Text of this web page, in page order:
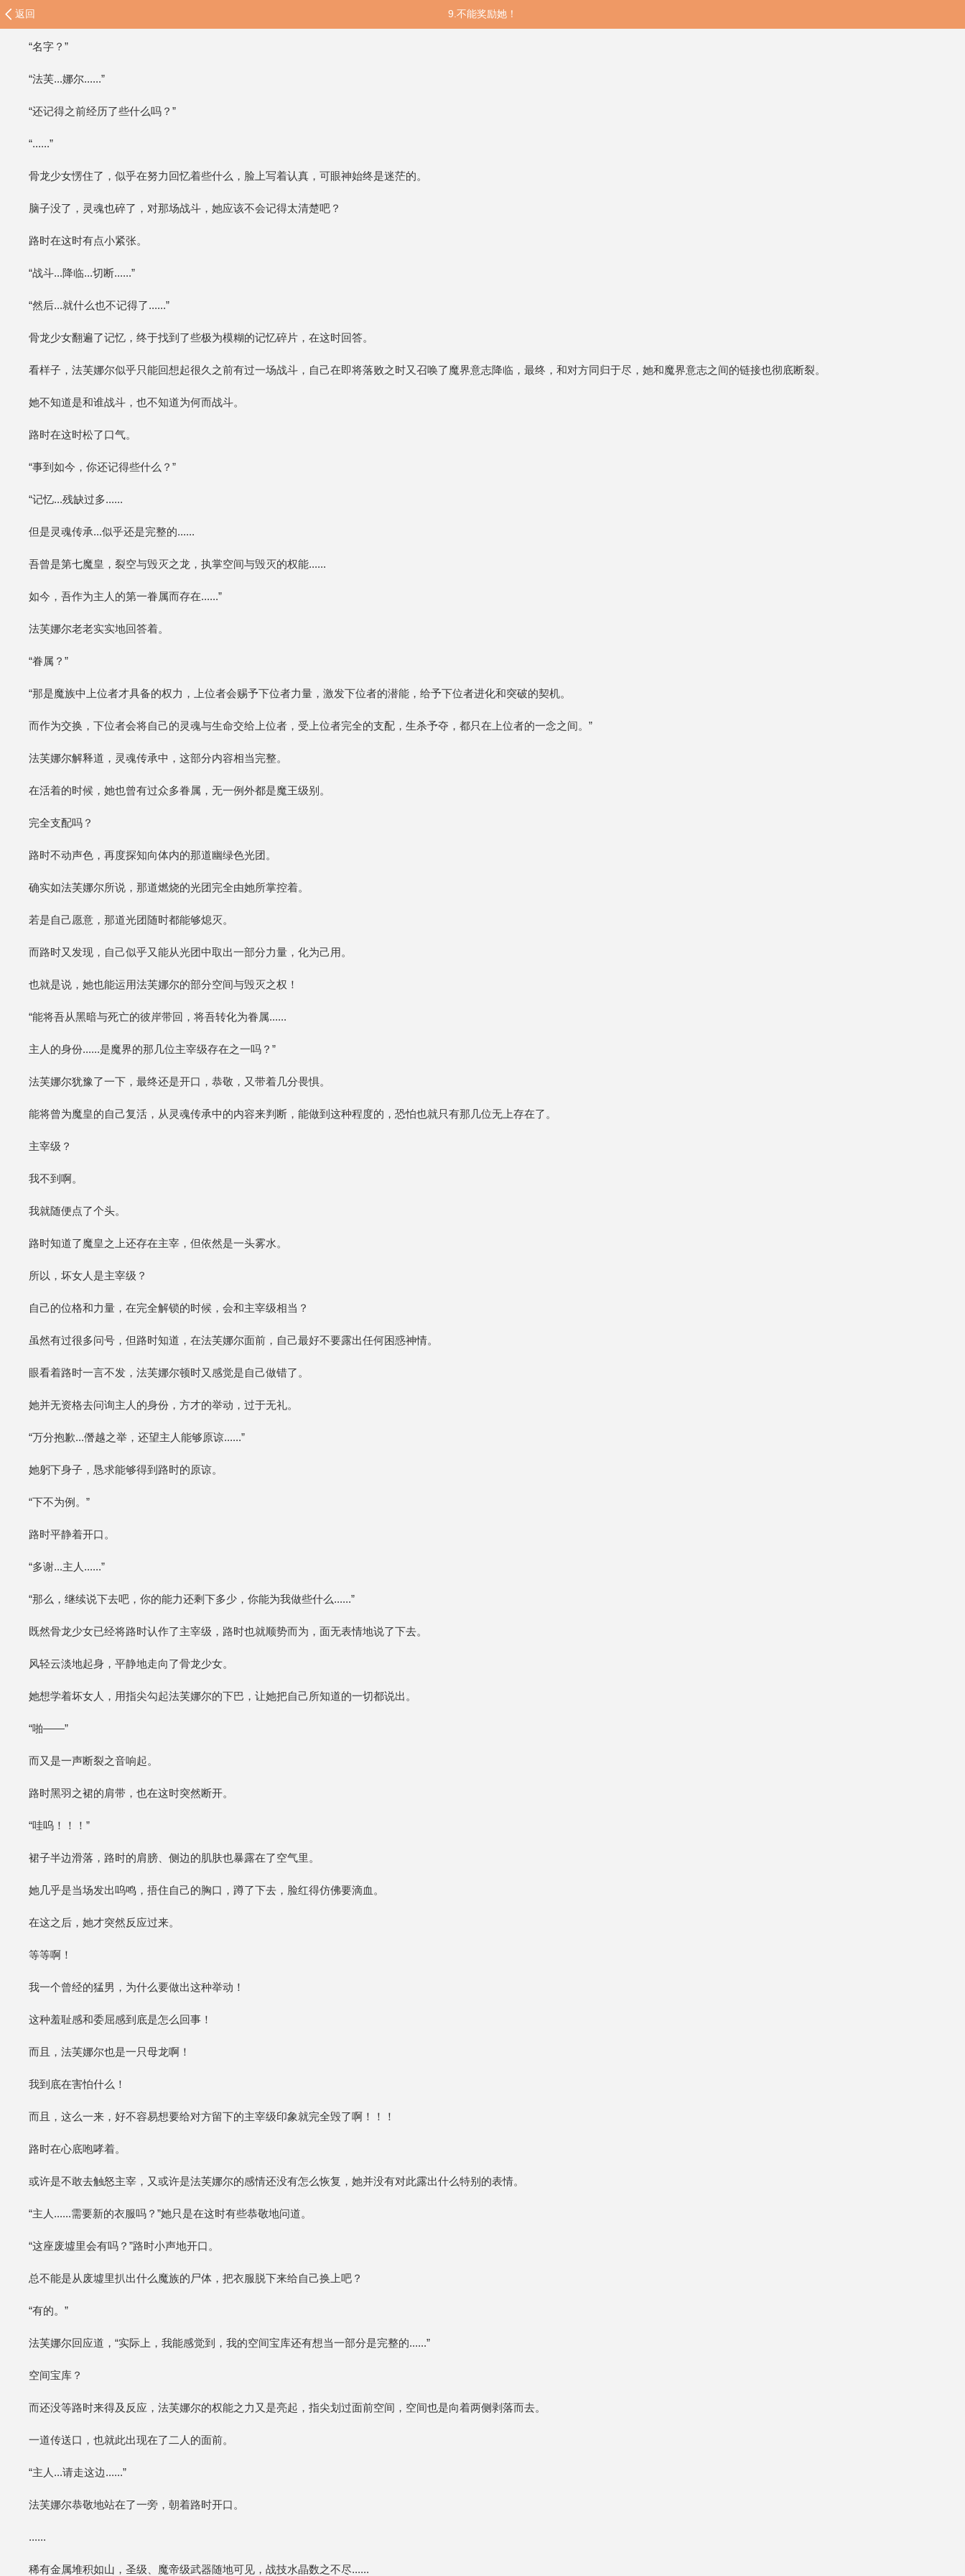
返回 9.不能奖励她！
“名字？”
“法芙...娜尔......”
“还记得之前经历了些什么吗？”
“......”
骨龙少女愣住了，似乎在努力回忆着些什么，脸上写着认真，可眼神始终是迷茫的。
脑子没了，灵魂也碎了，对那场战斗，她应该不会记得太清楚吧？
路时在这时有点小紧张。
“战斗...降临...切断......”
“然后...就什么也不记得了......”
骨龙少女翻遍了记忆，终于找到了些极为模糊的记忆碎片，在这时回答。
看样子，法芙娜尔似乎只能回想起很久之前有过一场战斗，自己在即将落败之时又召唤了魔界意志降临，最终，和对方同归于尽，她和魔界意志之间的链接也彻底断裂。
她不知道是和谁战斗，也不知道为何而战斗。
路时在这时松了口气。
“事到如今，你还记得些什么？”
“记忆...残缺过多......
但是灵魂传承...似乎还是完整的......
吾曾是第七魔皇，裂空与毁灭之龙，执掌空间与毁灭的权能......
如今，吾作为主人的第一眷属而存在......”
法芙娜尔老老实实地回答着。
“眷属？”
“那是魔族中上位者才具备的权力，上位者会赐予下位者力量，激发下位者的潜能，给予下位者进化和突破的契机。
而作为交换，下位者会将自己的灵魂与生命交给上位者，受上位者完全的支配，生杀予夺，都只在上位者的一念之间。”
法芙娜尔解释道，灵魂传承中，这部分内容相当完整。
在活着的时候，她也曾有过众多眷属，无一例外都是魔王级别。
完全支配吗？
路时不动声色，再度探知向体内的那道幽绿色光团。
确实如法芙娜尔所说，那道燃烧的光团完全由她所掌控着。
若是自己愿意，那道光团随时都能够熄灭。
而路时又发现，自己似乎又能从光团中取出一部分力量，化为己用。
也就是说，她也能运用法芙娜尔的部分空间与毁灭之权！
“能将吾从黑暗与死亡的彼岸带回，将吾转化为眷属......
主人的身份......是魔界的那几位主宰级存在之一吗？”
法芙娜尔犹豫了一下，最终还是开口，恭敬，又带着几分畏惧。
能将曾为魔皇的自己复活，从灵魂传承中的内容来判断，能做到这种程度的，恐怕也就只有那几位无上存在了。
主宰级？
我不到啊。
我就随便点了个头。
路时知道了魔皇之上还存在主宰，但依然是一头雾水。
所以，坏女人是主宰级？
自己的位格和力量，在完全解锁的时候，会和主宰级相当？
虽然有过很多问号，但路时知道，在法芙娜尔面前，自己最好不要露出任何困惑神情。
眼看着路时一言不发，法芙娜尔顿时又感觉是自己做错了。
她并无资格去问询主人的身份，方才的举动，过于无礼。
“万分抱歉...僭越之举，还望主人能够原谅......”
她躬下身子，恳求能够得到路时的原谅。
“下不为例。”
路时平静着开口。
“多谢...主人......”
“那么，继续说下去吧，你的能力还剩下多少，你能为我做些什么......”
既然骨龙少女已经将路时认作了主宰级，路时也就顺势而为，面无表情地说了下去。
风轻云淡地起身，平静地走向了骨龙少女。
她想学着坏女人，用指尖勾起法芙娜尔的下巴，让她把自己所知道的一切都说出。
“啪——”
而又是一声断裂之音响起。
路时黑羽之裙的肩带，也在这时突然断开。
“哇呜！！！”
裙子半边滑落，路时的肩膀、侧边的肌肤也暴露在了空气里。
她几乎是当场发出呜鸣，捂住自己的胸口，蹲了下去，脸红得仿佛要滴血。
在这之后，她才突然反应过来。
等等啊！
我一个曾经的猛男，为什么要做出这种举动！
这种羞耻感和委屈感到底是怎么回事！
而且，法芙娜尔也是一只母龙啊！
我到底在害怕什么！
而且，这么一来，好不容易想要给对方留下的主宰级印象就完全毁了啊！！！
路时在心底咆哮着。
或许是不敢去触怒主宰，又或许是法芙娜尔的感情还没有怎么恢复，她并没有对此露出什么特别的表情。
“主人......需要新的衣服吗？”她只是在这时有些恭敬地问道。
“这座废墟里会有吗？”路时小声地开口。
总不能是从废墟里扒出什么魔族的尸体，把衣服脱下来给自己换上吧？
“有的。”
法芙娜尔回应道，“实际上，我能感觉到，我的空间宝库还有想当一部分是完整的......”
空间宝库？
而还没等路时来得及反应，法芙娜尔的权能之力又是亮起，指尖划过面前空间，空间也是向着两侧剥落而去。
一道传送口，也就此出现在了二人的面前。
“主人...请走这边......”
法芙娜尔恭敬地站在了一旁，朝着路时开口。
......
稀有金属堆积如山，圣级、魔帝级武器随地可见，战技水晶数之不尽......